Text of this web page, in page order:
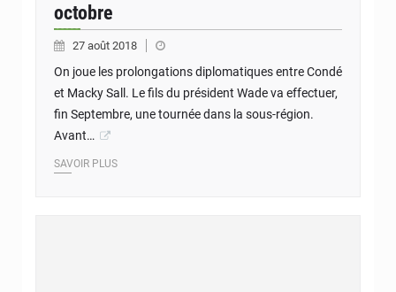
octobre
27 août 2018
On joue les prolongations diplomatiques entre Condé
et Macky Sall. Le fils du président Wade va effectuer,
fin Septembre, une tournée dans la sous-région.
Avant…
SAVOIR PLUS